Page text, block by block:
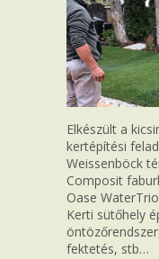
Elkészült a
kertépítési
Weissenböck
Composit
Oase
Kerti sütőhely
fektetés, stb…